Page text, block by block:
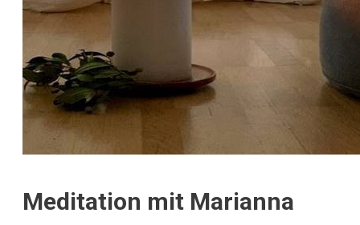
Meditation mit Marianna